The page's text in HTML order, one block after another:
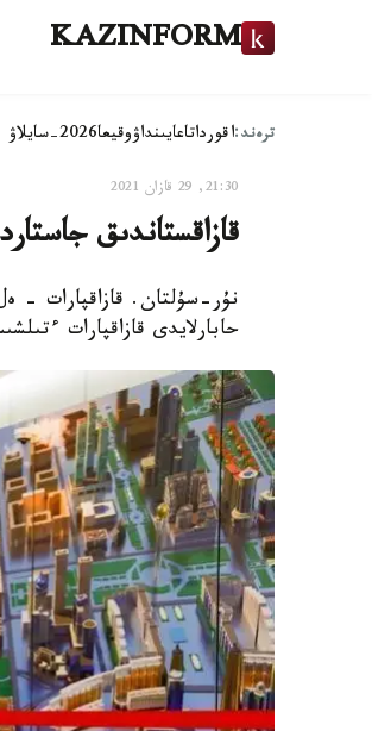
KAZINFORM
ترەند:اقورداتاعايىنداۋوقيعا2026-سايلاۋ
21:30, 29 قازان 2021
قازاقستاندىق
نۇر-سۇلتان. قازاقپارات -
حابارلايدى قازاقپارات